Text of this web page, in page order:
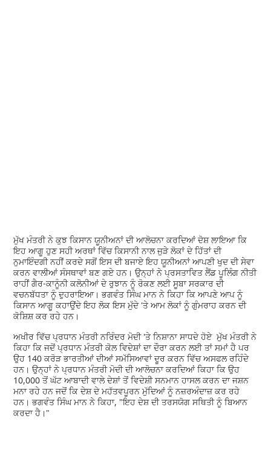
ਮੁੱਖ ਮੰਤਰੀ ਨੇ ਕੁਝ ਕਿਸਾਨ ਯੂਨੀਅਨਾਂ ਦੀ ਆਲੋਚਨਾ ਕਰਦਿਆਂ ਦੋਸ਼ ਲਾਇਆ ਕਿ
ਇਹ ਆਗੂ ਹੁਣ ਸਹੀ ਅਰਥਾਂ ਵਿੱਚ ਕਿਸਾਨੀ ਨਾਲ ਜੁੜੇ ਲੋਕਾਂ ਦੇ ਹਿੱਤਾਂ ਦੀ
ਨੁਮਾਇੰਦਗੀ ਨਹੀਂ ਕਰਦੇ ਸਗੋਂ ਇਸ ਦੀ ਬਜਾਏ ਇਹ ਯੂਨੀਅਨਾਂ ਆਪਣੀ ਖੁਦ ਦੀ ਸੇਵਾ
ਕਰਨ ਵਾਲੀਆਂ ਸੰਸਥਾਵਾਂ ਬਣ ਗਏ ਹਨ। ਉਨ੍ਹਾਂ ਨੇ ਪ੍ਰਸਤਾਵਿਤ ਲੈਂਡ ਪੂਲਿੰਗ ਨੀਤੀ
ਰਾਹੀਂ ਗੈਰ-ਕਾਨੂੰਨੀ ਕਲੋਨੀਆਂ ਦੇ ਰੁਝਾਨ ਨੂੰ ਰੋਕਣ ਲਈ ਸੂਬਾ ਸਰਕਾਰ ਦੀ
ਵਚਨਬੱਧਤਾ ਨੂੰ ਦੁਹਰਾਇਆ। ਭਗਵੰਤ ਸਿੰਘ ਮਾਨ ਨੇ ਕਿਹਾ ਕਿ ਆਪਣੇ ਆਪ ਨੂੰ
ਕਿਸਾਨ ਆਗੂ ਕਹਾਉਂਦੇ ਇਹ ਲੋਕ ਇਸ ਮੁੱਦੇ 'ਤੇ ਆਮ ਲੋਕਾਂ ਨੂੰ ਗੁੰਮਰਾਹ ਕਰਨ ਦੀ
ਕੋਸ਼ਿਸ਼ ਕਰ ਰਹੇ ਹਨ।
ਅਖੀਰ ਵਿੱਚ ਪ੍ਰਧਾਨ ਮੰਤਰੀ ਨਰਿੰਦਰ ਮੋਦੀ 'ਤੇ ਨਿਸ਼ਾਨਾ ਸਾਧਦੇ ਹੋਏ ਮੁੱਖ ਮੰਤਰੀ ਨੇ
ਕਿਹਾ ਕਿ ਜਦੋਂ ਪ੍ਰਧਾਨ ਮੰਤਰੀ ਕੋਲ ਵਿਦੇਸ਼ਾਂ ਦਾ ਦੌਰਾ ਕਰਨ ਲਈ ਤਾਂ ਸਮਾਂ ਹੈ ਪਰ
ਉਹ 140 ਕਰੋੜ ਭਾਰਤੀਆਂ ਦੀਆਂ ਸਮੱਸਿਆਵਾਂ ਦੂਰ ਕਰਨ ਵਿੱਚ ਅਸਫਲ ਰਹਿੰਦੇ
ਹਨ। ਉਨ੍ਹਾਂ ਨੇ ਪ੍ਰਧਾਨ ਮੰਤਰੀ ਮੋਦੀ ਦੀ ਆਲੋਚਨਾ ਕਰਦਿਆਂ ਕਿਹਾ ਕਿ ਉਹ
10,000 ਤੋਂ ਘੱਟ ਆਬਾਦੀ ਵਾਲੇ ਦੇਸ਼ਾਂ ਤੋਂ ਵਿਦੇਸ਼ੀ ਸਨਮਾਨ ਹਾਸਲ ਕਰਨ ਦਾ ਜਸ਼ਨ
ਮਨਾ ਰਹੇ ਹਨ ਜਦੋਂ ਕਿ ਦੇਸ਼ ਦੇ ਮਹੱਤਵਪੂਰਨ ਮੁੱਦਿਆਂ ਨੂੰ ਨਜ਼ਰਅੰਦਾਜ਼ ਕਰ ਰਹੇ
ਹਨ। ਭਗਵੰਤ ਸਿੰਘ ਮਾਨ ਨੇ ਕਿਹਾ, "ਇਹ ਦੇਸ਼ ਦੀ ਤਰਸਯੋਗ ਸਥਿਤੀ ਨੂੰ ਬਿਆਨ
ਕਰਦਾ ਹੈ।"